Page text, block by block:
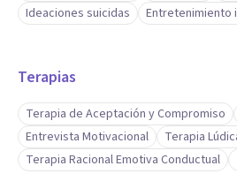
Ideaciones suicidas
Entretenimiento
Terapias
Terapia de Aceptación y Compromiso
Entrevista Motivacional
Terapia
Terapia Racional Emotiva Conductual